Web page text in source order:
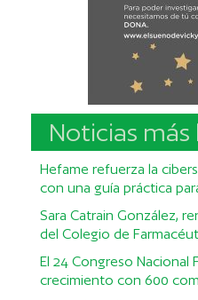
Noticias más
Hefame refuerza la
con una guía práctica
Sara Catrain González,
del Colegio de
El 24 Congreso Nacional
crecimiento con 600